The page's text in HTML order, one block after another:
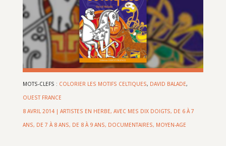
MOTS-CLEFS : COLORIER LES MOTIFS CELTIQUES, DAVID BALADE,
OUEST FRANCE
8 AVRIL 2014| ARTISTES EN HERBE, AVEC MES DIX DOIGTS, DE 6 À 7
ANS, DE 7 À 8 ANS, DE 8 À 9 ANS, DOCUMENTAIRES, MOYEN-AGE